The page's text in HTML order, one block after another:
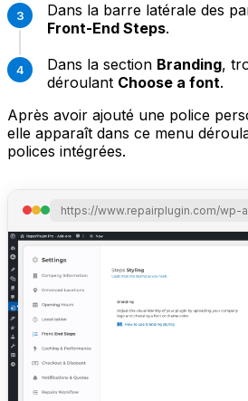
Dans la barre latérale des
Front-End Steps.
Dans la section Branding,
déroulant Choose a font.
Après avoir ajouté une police
elle apparaît dans ce menu
polices intégrées.